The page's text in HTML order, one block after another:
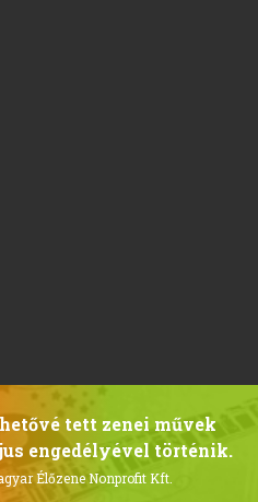
tett zenei művek
engedélyével történik.
Élőzene Nonprofit Kft.